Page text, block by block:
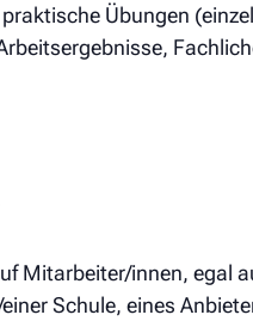
Übungen
Mitarbeiter/innen, egal
Schule, eines